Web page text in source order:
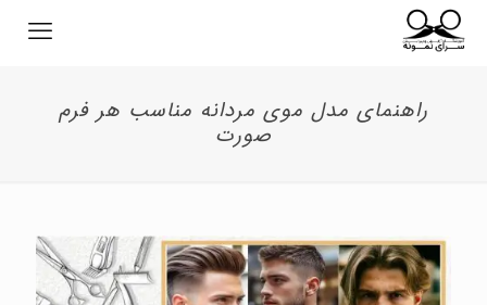
راهنمای مدل موی مردانه مناسب هر فرم
صورت